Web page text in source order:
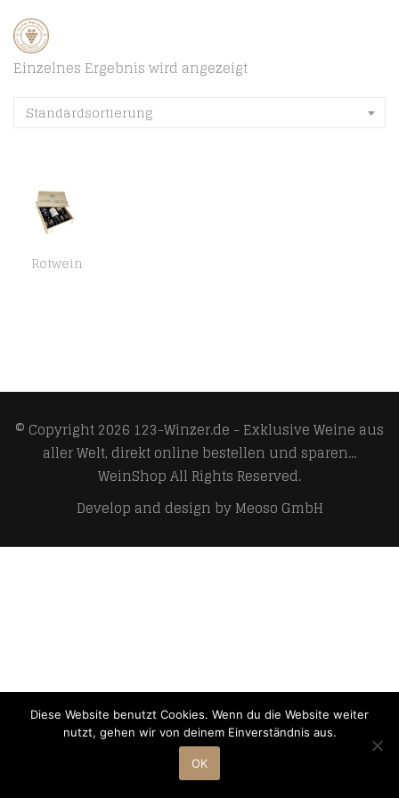
Einzelnes Ergebnis wird angezeigt
Standardsortierung
Rotwein
© Copyright 2026 123-Winzer.de - Exklusive Weine aus
aller Welt, direkt online bestellen und sparen...
WeinShopAll Rights Reserved.
Develop and design byMeoso GmbH
Diese Website benutzt Cookies. Wenn du die Website weiter
nutzt, gehen wir von deinem Einverständnis aus.
OK